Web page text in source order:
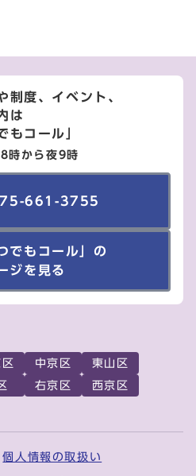
制度、イベント、
は
もコール」
時から夜9時
661-3755
でもコール」の
ジを見る
中京区
東山区
右京区
西京区
個人情報の取扱い